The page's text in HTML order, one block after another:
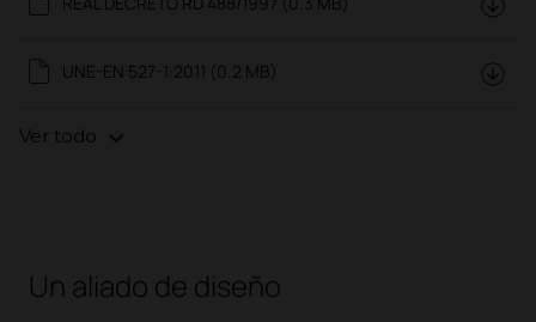
UNE-EN 527-1:2011 (0.2 MB)
Ver todo
Un aliado de diseño